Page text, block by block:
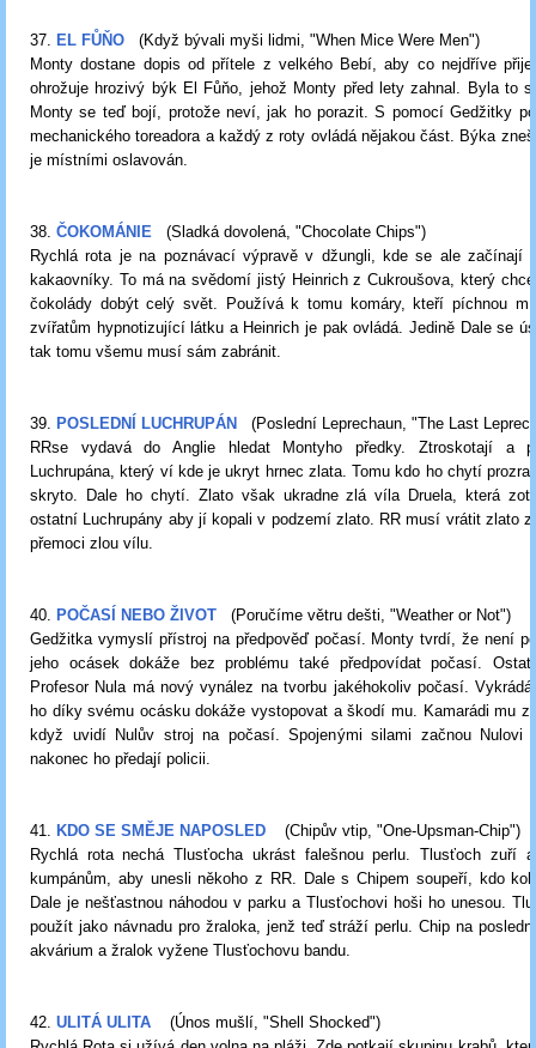
37. EL FŮŇO (Když bývali myši lidmi, "When Mice Were Men")
Monty dostane dopis od přítele z velkého Bebí, aby co nejdříve
ohrožuje hrozivý býk El Fůňo, jehož Monty před lety zahnal. Byla to
Monty se teď bojí, protože neví, jak ho porazit. S pomocí Gedžitky
mechanického toreadora a každý z roty ovládá nějakou část. Býka
je místními oslavován.
38. ČOKOMÁNIE (Sladká dovolená, "Chocolate Chips")
Rychlá rota je na poznávací výpravě v džungli, kde se ale začínají
kakaovníky. To má na svědomí jistý Heinrich z Cukroušova, který
čokolády dobýt celý svět. Používá k tomu komáry, kteří píchnou
zvířatům hypnotizující látku a Heinrich je pak ovládá. Jedině Dale se
tak tomu všemu musí sám zabránit.
39. POSLEDNÍ LUCHRUPÁN
(Poslední Leprechaun, "The Last
RRse vydavá do Anglie hledat Montyho předky. Ztroskotají a
Luchrupána, který ví kde je ukryt hrnec zlata. Tomu kdo ho chytí
skryto. Dale ho chytí. Zlato však ukradne zlá víla Druela, která
ostatní Luchrupány aby jí kopali v podzemí zlato. RR musí vrátit zlato
přemoci zlou vílu.
40. POČASÍ NEBO ŽIVOT (Poručíme větru dešti, "Weather or Not")
Gedžitka vymyslí přístroj na předpověď počasí. Monty tvrdí, že není
jeho ocásek dokáže bez problému také předpovídat počasí.
Profesor Nula má nový vynález na tvorbu jakéhokoliv počasí.
ho díky svému ocásku dokáže vystopovat a škodí mu. Kamarádi mu
když uvidí Nulův stroj na počasí. Spojenými silami začnou Nulovi
nakonec ho předají policii.
41. KDO SE SMĚJE NAPOSLED (Chipův vtip, "One-Upsman-Chip")
Rychlá rota nechá Tlusťocha ukrást falešnou perlu. Tlusťoch zuří
kumpánům, aby unesli někoho z RR. Dale s Chipem soupeří, kdo
Dale je nešťastnou náhodou v parku a Tlusťochovi hoši ho unesou.
použít jako návnadu pro žraloka, jenž teď stráží perlu. Chip na
akvárium a žralok vyžene Tlusťochovu bandu.
42. ULITÁ ULITA (Únos mušlí, "Shell Shocked")